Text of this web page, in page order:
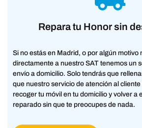
Repara tu Honor sin
Si no estás en Madrid, o por algún motivo
directamente a nuestro SAT tenemos un
envío a domicilio. Solo tendrás que
que nuestro servicio de atención al
recoger tu móvil en tu domicilio y volver a
reparado sin que te preocupes de nada.